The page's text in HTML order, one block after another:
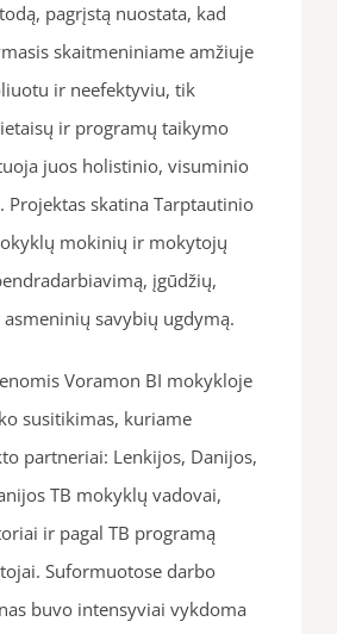
pagrįstą nuostata, kad
skaitmeniniame amžiuje
ir neefektyviu, tik
ir programų taikymo
juos holistinio, visuminio
Projektas skatina Tarptautinio
mokinių ir mokytojų
įgūdžių,
savybių ugdymą.
Voramon BI mokykloje
susitikimas, kuriame
partneriai: Lenkijos, Danijos,
TB mokyklų vadovai,
ir pagal TB programą
Suformuotose darbo
buvo intensyviai vykdoma